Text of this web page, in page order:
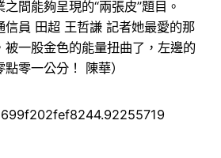
間能夠呈現的“兩張皮”題目。
信員 田超 王哲謙 記者她最愛的那
被一股金色的能量扭曲了，左邊的
零一公分！ 陳華）